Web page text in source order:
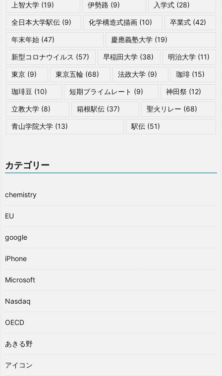
上智大学 (19) 伊勢路 (9) 入学式 (28)
全日本大学駅伝 (9) 化学構造式描画 (10) 卒業式(42)
年末年始 (47) 慶應義塾大学(19)
新型コロナウイルス (57) 早稲田大学 (38) 明治大学(11)
東京 (9) 東京五輪 (68) 法政大学 (9) 珈琲 (15)
珈琲豆 (10) 短期プライムレート (9) 神田祭(12)
立教大学 (8) 箱根駅伝 (37) 聖火リレー (68)
青山学院大学 (13) 駅伝 (51)
カテゴリー
chemistry
EU
google
iPhone
Microsoft
Nasdaq
OECD
あきる野
アイコン